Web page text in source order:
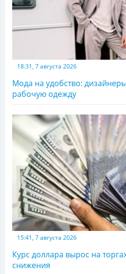
18:31, 7 августа 2026
Мода на удобство:
рабочую одежду
15:41, 7 августа 2026
Курс доллара вырос на
снижения